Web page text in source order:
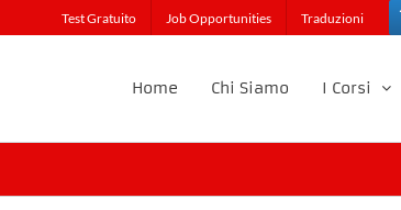
Test Gratuito Job Opportunities Traduzioni
Home Chi Siamo I Corsi